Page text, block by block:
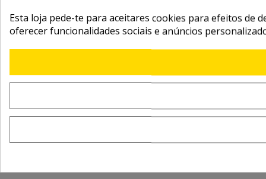
Esta loja pede-te para aceitares cookies para efeitos de
oferecer funcionalidades sociais e anúncios